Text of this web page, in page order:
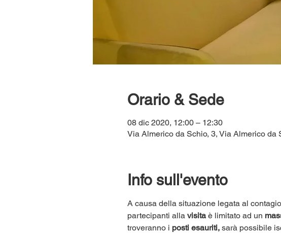
Orario & Sede
08 dic 2020, 12:00 – 12:30
Via Almerico da Schio, 3, Via Almerico da
Info sull'evento
A causa della situazione legata al
partecipanti alla visita è limitato ad un
troveranno i posti esauriti, sarà possibile